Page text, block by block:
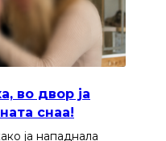
во двор ја
снаа!
ја нападнала